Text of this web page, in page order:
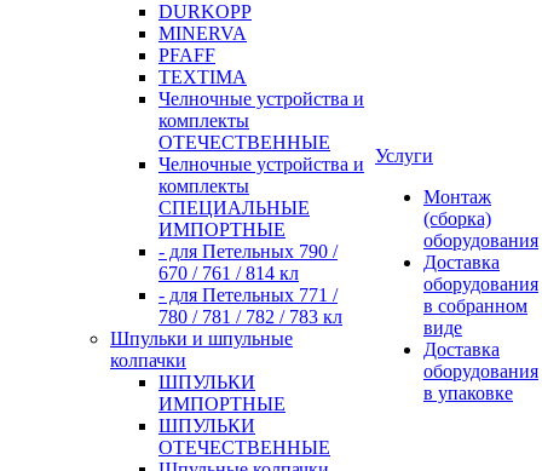
DURKOPP
MINERVA
PFAFF
TEXTIMA
Челночные устройства и
комплекты
ОТЕЧЕСТВЕННЫЕ
Челночные устройства и
комплекты
СПЕЦИАЛЬНЫЕ
ИМПОРТНЫЕ
- для Петельных 790 /
670 / 761 / 814 кл
- для Петельных 771 /
780 / 781 / 782 / 783 кл
Шпульки и шпульные
колпачки
ШПУЛЬКИ
ИМПОРТНЫЕ
ШПУЛЬКИ
ОТЕЧЕСТВЕННЫЕ
Услуги
Монтаж
(сборка)
оборудования
Доставка
оборудования
в собранном
виде
Доставка
оборудования
в упаковке